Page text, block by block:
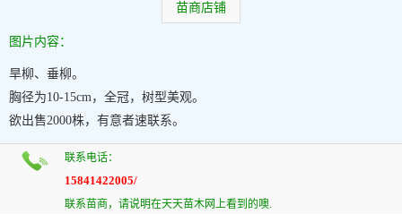
苗商店铺
图片内容：
旱柳、垂柳。
胸径为10-15cm，全冠，树型美观。
欲出售2000株，有意者速联系。
联系电话：
15841422005/
联系苗商，请说明在天天苗木网上看到的噢.